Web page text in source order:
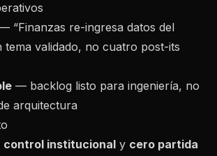
“Finanzas re-ingresa datos del
tema validado, no cuatro post-its
— backlog listo para ingeniería, no
arquitectura
control institucional y cero partida